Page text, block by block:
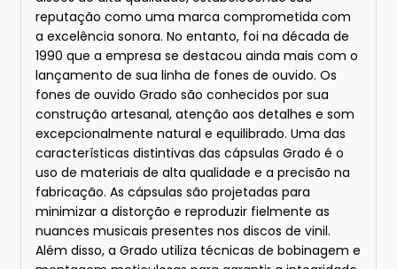
reputação como uma marca comprometida com
a excelência sonora. No entanto, foi na década de
1990 que a empresa se destacou ainda mais com o
lançamento de sua linha de fones de ouvido. Os
fones de ouvido Grado são conhecidos por sua
construção artesanal, atenção aos detalhes e som
excepcionalmente natural e equilibrado. Uma das
características distintivas das cápsulas Grado é o
uso de materiais de alta qualidade e a precisão na
fabricação. As cápsulas são projetadas para
minimizar a distorção e reproduzir fielmente as
nuances musicais presentes nos discos de vinil.
Além disso, a Grado utiliza técnicas de bobinagem e